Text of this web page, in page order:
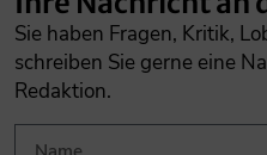
Sie haben Fragen, Kritik,
schreiben Sie gerne eine
Redaktion.